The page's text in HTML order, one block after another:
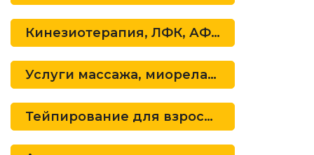
Кинезиотерапия, ЛФК, АФК для
Услуги массажа, миорелаксации для
Тейпирование для взрослых пациентов